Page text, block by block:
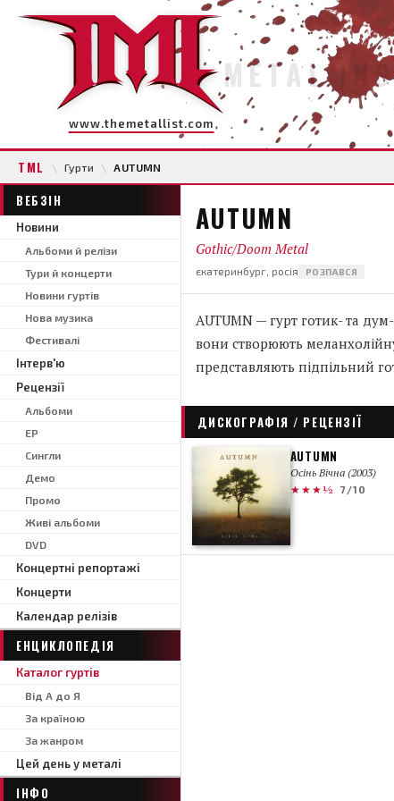
www.themetallist.com
METAL
TML \ Гурти \ AUTUMN
ВЕБЗІН
Новини
Альбоми й релізи
Тури й концерти
Новини гуртів
Нова музика
Фестивалі
Інтерв'ю
Рецензії
Альбоми
EP
Сингли
Демо
Промо
Живі альбоми
DVD
Концертні репортажі
Концерти
Календар релізів
ЕНЦИКЛОПЕДІЯ
Каталог гуртів
Від А до Я
За країною
За жанром
Цей день у металі
ІНФО
AUTUMN
Gothic/Doom Metal
єкатеринбург, росія РОЗПАВСЯ
AUTUMN — гурт готик- та
вони створюють
представляють підпільний
ДИСКОГРАФІЯ / РЕЦЕНЗІЇ
AUTUMN
Осінь Вічна (2003)
★★★½
7/10